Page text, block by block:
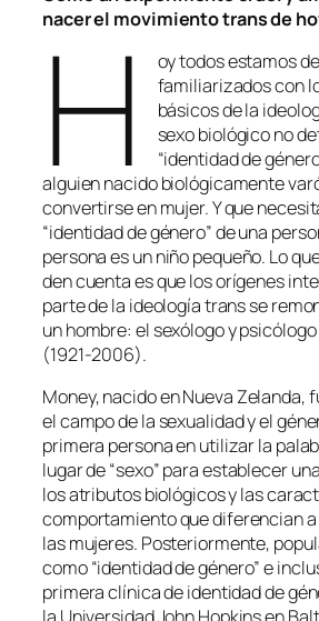
nacer el movimiento trans de
H
oy todos estamos
familiarizados con
básicos de la
sexo biológico no
“identidad de
alguien nacido biológicamente
convertirse en mujer. Y que
“identidad de género” de una
persona es un niño pequeño. Lo
den cuenta es que los orígenes
parte de la ideología trans se
un hombre: el sexólogo y
(1921-2006).
Money, nacido en Nueva Zelanda,
el campo de la sexualidad y el
primera persona en utilizar la
lugar de “sexo” para establecer
los atributos biológicos y las
comportamiento que diferencian
las mujeres. Posteriormente,
como “identidad de género” e
primera clínica de identidad de